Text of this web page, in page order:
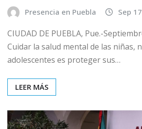
Presencia en Puebla Sep
CIUDAD DE PUEBLA, Pue.-
Cuidar la salud mental de las niñas,
adolescentes es proteger sus…
LEER MÁS